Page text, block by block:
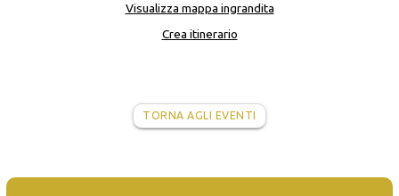
Visualizza mappa ingrandita
Crea itinerario
TORNA AGLI EVENTI